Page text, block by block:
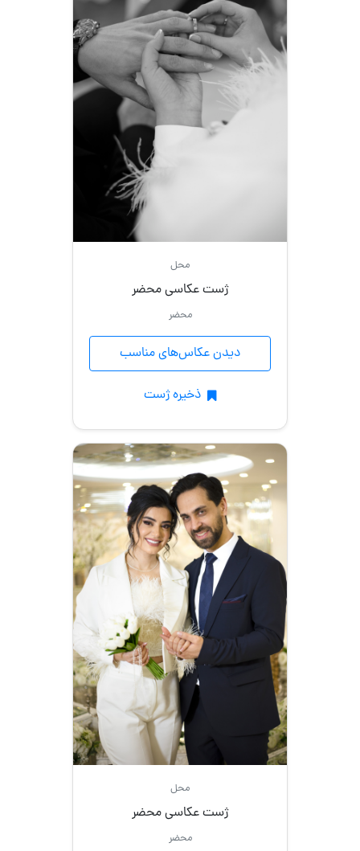
محل
ژست عکاسی محضر
محضر
دیدن عکاس‌های مناسب
ذخیره ژست
محل
ژست عکاسی محضر
محضر